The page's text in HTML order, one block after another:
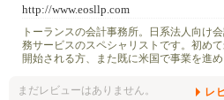
http://www.eosllp.com
トーランスの会計事務所。日系法人向け
務サービスのスペシャリストです。初め
開始される方、また既に米国で事業を進め
まだレビューはありません。 レ